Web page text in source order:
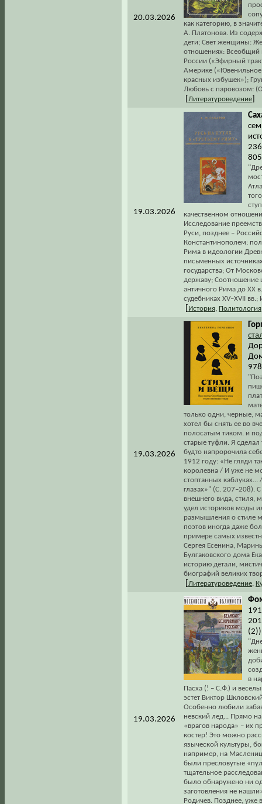
20.03.2026
как категорию, в
А. Платонова. Из
дети; Свет женщины:
отношениях: Всеобщий
России («Эфирный
Америке
красных избушек»);
Любовь с паровозом:
Литературоведение
19.03.2026
качественном
Исследование
Руси, позднее –
Константинополем:
Рима в идеологии
письменных
государства; От
державу; Соотношение
античного Рима до ХХ
судебниках XV–XVII
История, Политология
19.03.2026
только одни, черные,
хотел бы снять ее во
полосатым тиком. и
старые туфли. Я
будто напророчила
1912 году: «Не гляди
королевна / И уже не
стоптанных каблуках…
глазах»" (С. 207–208).
внешнего вида, стиля,
удел историков моды
размышления о стиле
поэтов иногда даже
примере самых
Сергея Есенина,
Булгаковского дома
историю детали,
биографий великих
Литературоведение,
19.03.2026
в
Пасха (! – С.Ф.) и
эстет Виктор
Особенно любили
невский лед... Прямо
«врагов народа» – их
костер! Это можно
языческой культуры,
например, на
были пресловутые
тщательное
было обнаружено ни
заготовления не
Родичев. Позднее, уже